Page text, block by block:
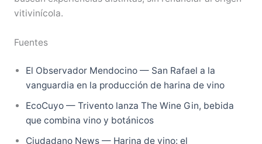
vitivinícola.
Fuentes
El Observador Mendocino — San Rafael a la
vanguardia en la producción de harina de vino
EcoCuyo — Trivento lanza The Wine Gin, bebida
que combina vino y botánicos
Ciudadano News — Harina de vino: el